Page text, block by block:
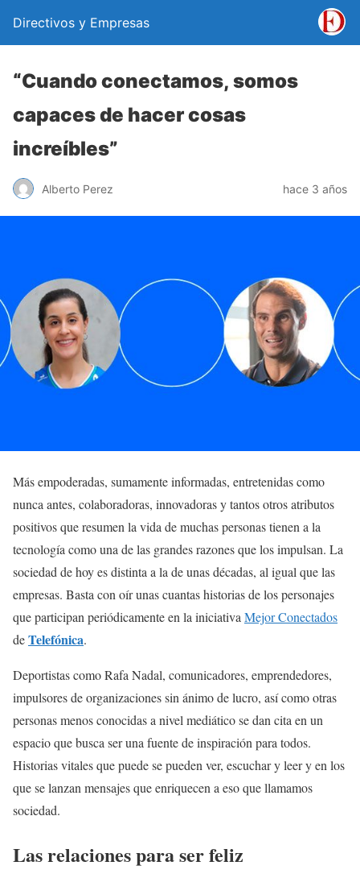
Directivos y Empresas
“Cuando conectamos, somos
capaces de hacer cosas
increíbles”
Alberto Perez hace 3 años
Más empoderadas, sumamente informadas, entretenidas como
nunca antes, colaboradoras, innovadoras y tantos otros atributos
positivos que resumen la vida de muchas personas tienen a la
tecnología como una de las grandes razones que los impulsan. La
sociedad de hoy es distinta a la de unas décadas, al igual que las
empresas. Basta con oír unas cuantas historias de los personajes
que participan periódicamente en la iniciativa Mejor Conectados
deTelefónica.
Deportistas como Rafa Nadal, comunicadores, emprendedores,
impulsores de organizaciones sin ánimo de lucro, así como otras
personas menos conocidas a nivel mediático se dan cita en un
espacio que busca ser una fuente de inspiración para todos.
Historias vitales que puede se pueden ver, escuchar y leer y en los
que se lanzan mensajes que enriquecen a eso que llamamos
sociedad.
Las relaciones para ser feliz